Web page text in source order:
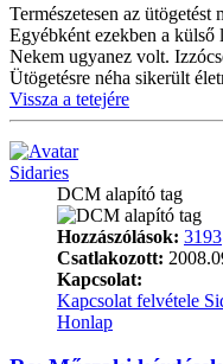
Természetesen az
Egyébként ezekben a külső
Nekem ugyanez volt.
Ütögetésre néha sikerült
Vissza a tetejére
Sidaries
DCM alapító tag
Hozzászólások: 3193
Csatlakozott:
Kapcsolat:
Kapcsolat felvétele
Honlap